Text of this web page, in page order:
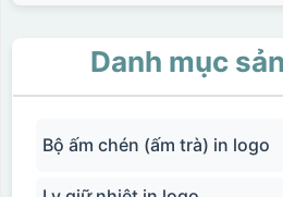
Danh mục
Bộ ấm chén (ấm trà) in logo